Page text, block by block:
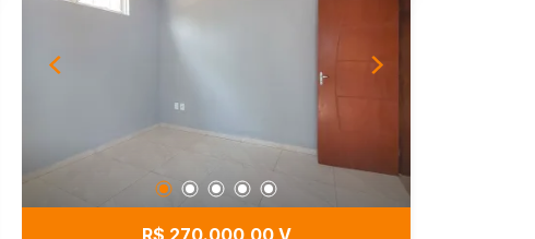
R$ 270.000,00 V